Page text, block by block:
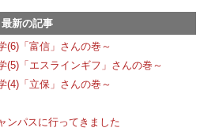
最新の記事
(6)「富信」さんの巻～
(5)「エスラインギフ」さんの巻～
(4)「立保」さんの巻～
ンパスに行ってきました